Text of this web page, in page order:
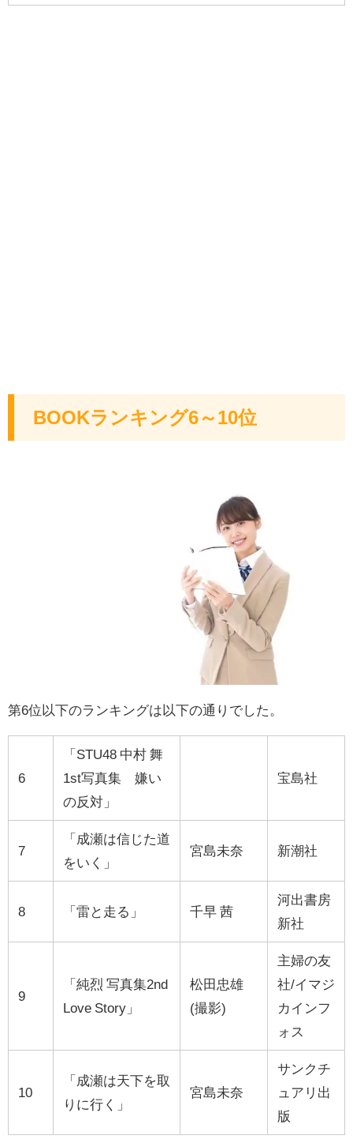
BOOKランキング6～10位
第6位以下のランキングは以下の通りでした。
6
「STU48 中村 舞
1st写真集 嫌い
の反対」
宝島社
7
「成瀬は信じた道
をいく」
宮島未奈 新潮社
8 「雷と走る」 千早 茜
河出書房
新社
9
「純烈 写真集2nd
Love Story」
松田忠雄
(撮影)
主婦の友
社/イマジ
カインフ
ォス
10
「成瀬は天下を取
りに行く」
宮島未奈
サンクチ
ュアリ出
版